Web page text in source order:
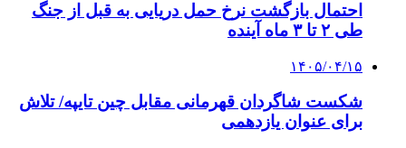
احتمال بازگشت نرخ حمل دریایی به قبل از جنگ
طی ۲ تا ۳ ماه آینده
۱۴۰۵/۰۴/۱۵
شکست شاگردان قهرمانی مقابل چین تایپه/ تلاش
برای عنوان یازدهمی